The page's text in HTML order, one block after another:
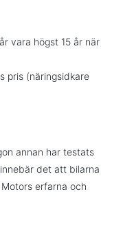
vara högst 15 år när
pris (näringsidkare
annan har testats
det att bilarna
erfarna och